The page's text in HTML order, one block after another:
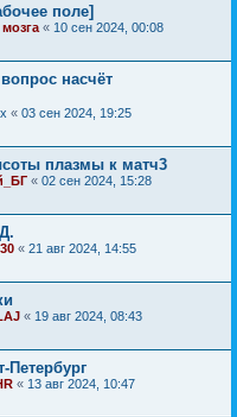
поле]
« 10 сен 2024, 00:08
насчёт
« 03 сен 2024, 19:25
плазмы к матч3
« 02 сен 2024, 15:28
« 21 авг 2024, 14:55
« 19 авг 2024, 08:43
Петербург
« 13 авг 2024, 10:47